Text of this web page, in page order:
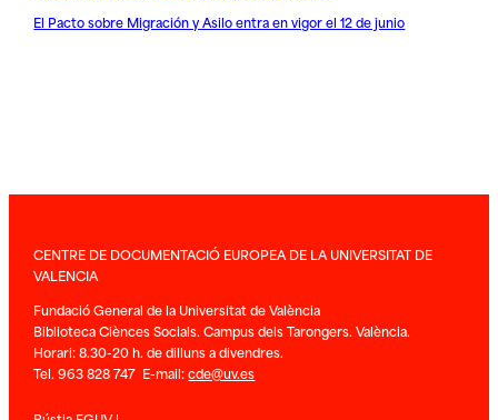
El Pacto sobre Migración y Asilo entra en vigor el 12 de junio
CENTRE DE DOCUMENTACIÓ EUROPEA DE LA UNIVERSITAT DE
VALENCIA
Fundació General de la Universitat de València
Biblioteca Ciènces Socials. Campus dels Tarongers. València.
Horari: 8.30-20 h. de dilluns a divendres.
Tel. 963 828 747 E-mail:cde@uv.es